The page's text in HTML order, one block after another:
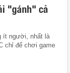
"gánh" cả
ít người, nhất là
chỉ để chơi game